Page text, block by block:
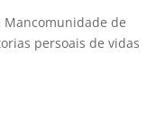
Mancomunidade de
persoais de vidas